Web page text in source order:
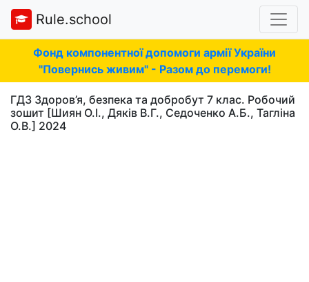
Rule.school
Фонд компонентної допомоги армії України
"Повернись живим" - Разом до перемоги!
ГДЗ Здоров’я, безпека та добробут 7 клас. Робочий
зошит [Шиян О.І., Дяків В.Г., Седоченко А.Б., Тагліна
О.В.] 2024